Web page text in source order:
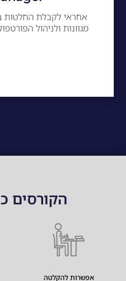
אחראי לקבלת החלטות
מגוונות ולניהול
הקורסים
אפשרות להקלטה